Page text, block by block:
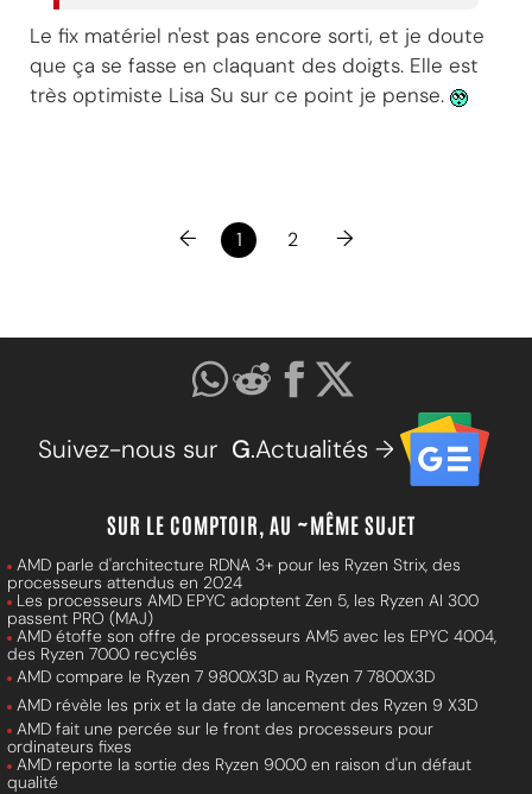
Le fix matériel n'est pas encore sorti, et je doute
que ça se fasse en claquant des doigts. Elle est
très optimiste Lisa Su sur ce point je pense.
← 1 2 →
Suivez-nous sur G.Actualités →
SUR LE COMPTOIR, AU ~MÊME SUJET
AMD parle d'architecture RDNA 3+ pour les Ryzen Strix, des
processeurs attendus en 2024
Les processeurs AMD EPYC adoptent Zen 5, les Ryzen AI 300
passent PRO (MAJ)
AMD étoffe son offre de processeurs AM5 avec les EPYC 4004,
des Ryzen 7000 recyclés
AMD compare le Ryzen 7 9800X3D au Ryzen 7 7800X3D
AMD révèle les prix et la date de lancement des Ryzen 9 X3D
AMD fait une percée sur le front des processeurs pour
ordinateurs fixes
AMD reporte la sortie des Ryzen 9000 en raison d'un défaut
qualité